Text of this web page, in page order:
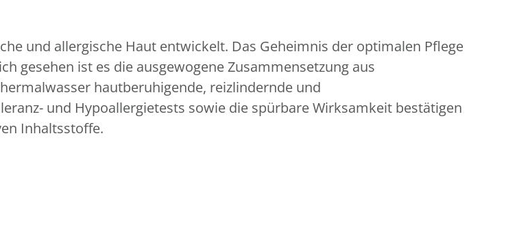
und allergische Haut entwickelt. Das Geheimnis der optimalen Pflege
gesehen ist es die ausgewogene Zusammensetzung aus
hautberuhigende, reizlindernde und
und Hypoallergietests sowie die spürbare Wirksamkeit bestätigen
Inhaltsstoffe.